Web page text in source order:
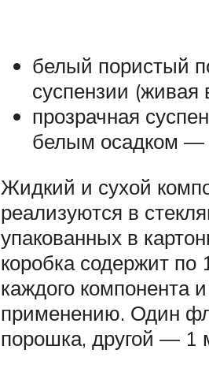
белый пористый
суспензии
прозрачная
белым осадком —
Жидкий и сухой
реализуются в
упакованных в
коробка содержит
каждого компонента
применению. Один
порошка, другой — 1